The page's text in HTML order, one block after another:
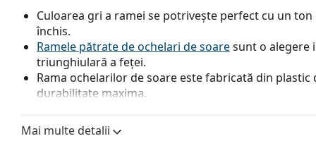
Culoarea gri a ramei se potrivește perfect cu un
închis.
Ramele pătrate de ochelari de soaresunt o alegere
triunghiulară a feței.
Rama ochelarilor de soare este fabricată din
durabilitate maxima.
Lentile ochelari de soare
Mai multe detalii